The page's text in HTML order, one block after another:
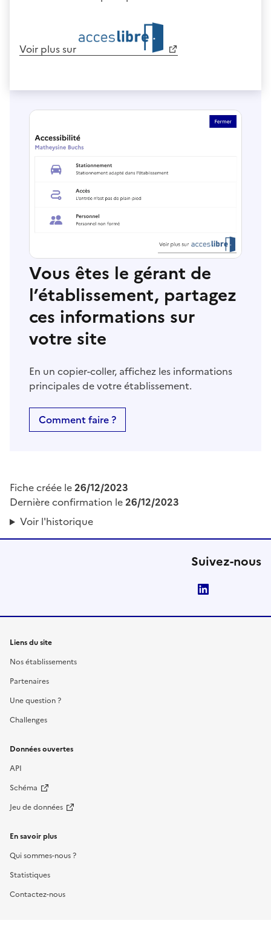
Voir plus sur
Vous êtes le gérant de
l’établissement, partagez
ces informations sur
votre site
En un copier-coller, affichez les informations
principales de votre établissement.
Comment faire ?
Fiche créée le26/12/2023
Dernière confirmation le26/12/2023
Voir l'historique
Suivez-nous
Liens du site
Nos établissements
Partenaires
Une question ?
Challenges
Données ouvertes
API
Schéma
Jeu de données
En savoir plus
Qui sommes-nous ?
Statistiques
Contactez-nous